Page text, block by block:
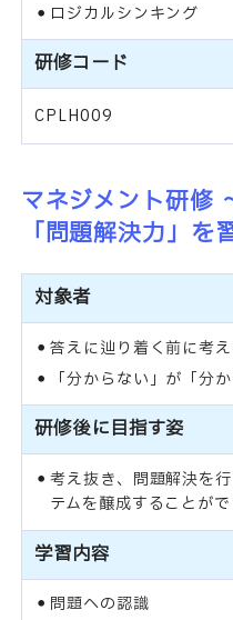
ロジカルシンキング
研修コード
CPLH009
マネジメント研修
「問題解決力」を
対象者
答えに辿り着く前に考
「分からない」が「分
研修後に目指す姿
考え抜き、問題解決を
テムを醸成することがで
学習内容
問題への認識